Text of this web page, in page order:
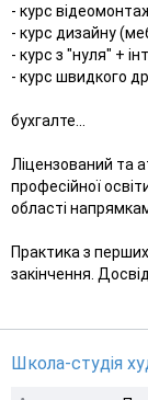
- курс
- курс дизайну
- курс з "нуля" +
- курс швидкого
бухгалте...
Ліцензований та
професійної
області
Практика з
закінчення.
Школа-студія